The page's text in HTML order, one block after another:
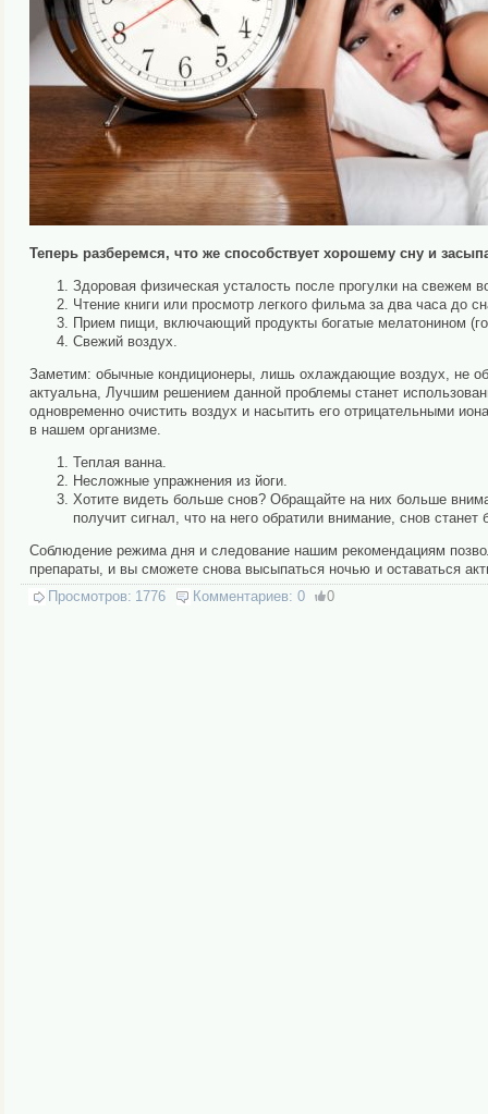
Теперь разберемся, что же способствует хорошему сну и
Здоровая физическая усталость после прогулки на свежем
Чтение книги или просмотр легкого фильма за два часа до
Прием пищи, включающий продукты богатые мелатонином
Свежий воздух.
Заметим: обычные кондиционеры, лишь охлаждающие воздух, не
актуальна, Лучшим решением данной проблемы станет
одновременно очистить воздух и насытить его отрицательными
в нашем организме.
Теплая ванна.
Несложные упражнения из йоги.
Хотите видеть больше снов? Обращайте на них больше
получит сигнал, что на него обратили внимание, снов
Соблюдение режима дня и следование нашим рекомендациям
препараты, и вы сможете снова высыпаться ночью и оставаться
Просмотров: 1776 Комментариев: 0 0